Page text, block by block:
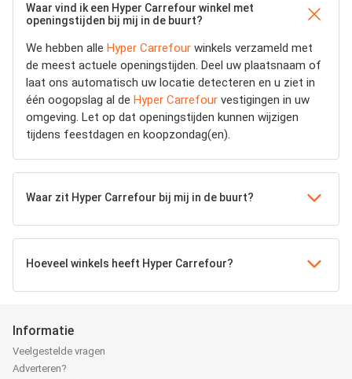
Waar vind ik een Hyper Carrefour winkel met
openingstijden bij mij in de buurt?
We hebben alle Hyper Carrefour winkels verzameld met
de meest actuele openingstijden. Deel uw plaatsnaam of
laat ons automatisch uw locatie detecteren en u ziet in
één oogopslag al de Hyper Carrefour vestigingen in uw
omgeving. Let op dat openingstijden kunnen wijzigen
tijdens feestdagen en koopzondag(en).
Waar zit Hyper Carrefour bij mij in de buurt?
Hoeveel winkels heeft Hyper Carrefour?
Informatie
Veelgestelde vragen
Adverteren?